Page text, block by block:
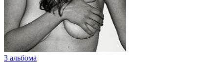
3 альбома